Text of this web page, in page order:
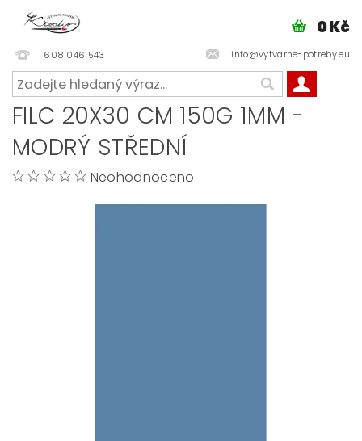
608 046 543 info@vytvarne-potreby.eu
0 Kč
FILC 20X30 CM 150G 1MM -
MODRÝ STŘEDNÍ
Neohodnoceno